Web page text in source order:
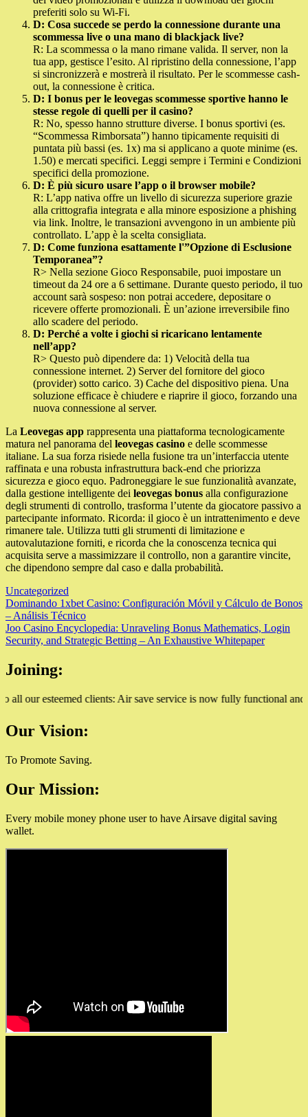
preferiti solo su Wi-Fi.
D: Cosa succede se perdo la connessione durante una
scommessa live o una mano di blackjack live?
R: La scommessa o la mano rimane valida. Il server, non la
tua app, gestisce l’esito. Al ripristino della connessione, l’app
si sincronizzerà e mostrerà il risultato. Per le scommesse cash-
out, la connessione è critica.
D: I bonus per le leovegas scommesse sportive hanno le
stesse regole di quelli per il casino?
R: No, spesso hanno strutture diverse. I bonus sportivi (es.
“Scommessa Rimborsata”) hanno tipicamente requisiti di
puntata più bassi (es. 1x) ma si applicano a quote minime (es.
1.50) e mercati specifici. Leggi sempre i Termini e Condizioni
specifici della promozione.
D: È più sicuro usare l’app o il browser mobile?
R: L’app nativa offre un livello di sicurezza superiore grazie
alla crittografia integrata e alla minore esposizione a phishing
via link. Inoltre, le transazioni avvengono in un ambiente più
controllato. L’app è la scelta consigliata.
D: Come funziona esattamente l'”Opzione di Esclusione
Temporanea”?
R> Nella sezione Gioco Responsabile, puoi impostare un
timeout da 24 ore a 6 settimane. Durante questo periodo, il tuo
account sarà sospeso: non potrai accedere, depositare o
ricevere offerte promozionali. È un’azione irreversibile fino
allo scadere del periodo.
D: Perché a volte i giochi si ricaricano lentamente
nell’app?
R> Questo può dipendere da: 1) Velocità della tua
connessione internet. 2) Server del fornitore del gioco
(provider) sotto carico. 3) Cache del dispositivo piena. Una
soluzione efficace è chiudere e riaprire il gioco, forzando una
nuova connessione al server.
La Leovegas app rappresenta una piattaforma tecnologicamente
matura nel panorama del leovegas casino e delle scommesse
italiane. La sua forza risiede nella fusione tra un’interfaccia utente
raffinata e una robusta infrastruttura back-end che priorizza
sicurezza e gioco equo. Padroneggiare le sue funzionalità avanzate,
dalla gestione intelligente dei leovegas bonus alla configurazione
degli strumenti di controllo, trasforma l’utente da giocatore passivo a
partecipante informato. Ricorda: il gioco è un intrattenimento e deve
rimanere tale. Utilizza tutti gli strumenti di limitazione e
autovalutazione forniti, e ricorda che la conoscenza tecnica qui
acquisita serve a massimizzare il controllo, non a garantire vincite,
che dipendono sempre dal caso e dalla probabilità.
Uncategorized
Post
navigation
Dominando 1xbet Casino: Configuración Móvil y Cálculo de Bonos
– Análisis Técnico
Joo Casino Encyclopedia: Unraveling Bonus Mathematics, Login
Security, and Strategic Betting – An Exhaustive Whitepaper
Joining:
our esteemed clients: Air save service is now fully functional and
Our Vision:
To Promote Saving.
Our Mission:
Every mobile money phone user to have Airsave digital saving
wallet.